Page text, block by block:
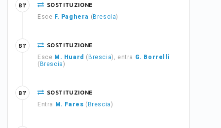
SOSTITUZIONE
Esce F. Paghera ( Brescia)
81'
SOSTITUZIONE
Esce M. Huard ( Brescia), entra G. Borrelli
( Brescia)
81'
SOSTITUZIONE
Entra M. Fares ( Brescia)
81'